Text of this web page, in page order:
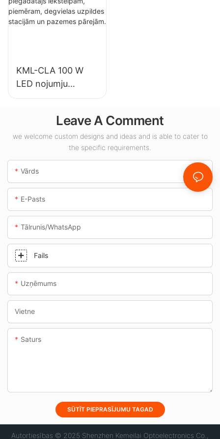
uzņēmumiem,
noliktavām un
KML-CLA 100 W
LED nojumju
gaismekļu
iekštelpām,
piemēram,
degvielas uzpildes
stacijām un
pazemes pārejām.
Leave A Comment
we welcome custom designs and ideas and is able to cater to
the specific requirements.
Vārds
E-Pasts
Tālrunis/WhatsApp
Fails
Uzņēmums
Vietne
Saturs
SŪTĪT PIEPRASĪJUMU TAGAD
Autortiesības © 2025 Shenzhen Kemeilai Optoelectronics Co.,